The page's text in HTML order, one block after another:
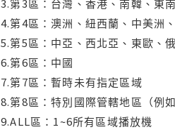
4.第4區：澳洲、紐西蘭、中美洲
5.第5區：中亞、西北亞、東歐、
6.第6區：中國
7.第7區：暫時未有指定區域
8.第8區：特別國際管轄地區（例
9.ALL區：1~6所有區域播放機